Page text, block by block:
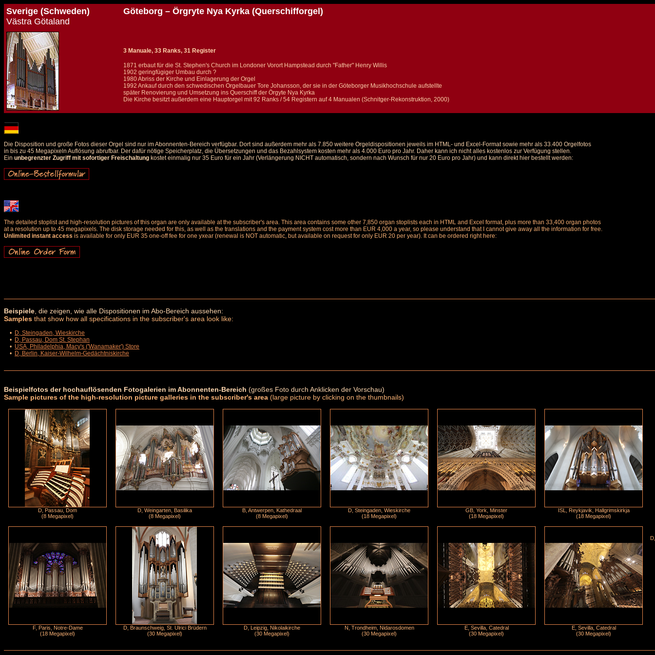
Sverige (Schweden)
Västra Götaland
Göteborg – Örgryte Nya Kyrka (Querschifforgel)
3 Manuale, 33 Ranks, 31 Register
1871 erbaut für die St. Stephen's Church im Londoner Vorort Hampstead durch "Father" Henry Willis
1902 geringfügiger Umbau durch ?
1980 Abriss der Kirche und Einlagerung der Orgel
1992 Ankauf durch den schwedischen Orgelbauer Tore Johansson, der sie in der Göteborger Musikhochschule aufstellte
später Renovierung und Umsetzung ins Querschiff der Örgyte Nya Kyrka
Die Kirche besitzt außerdem eine Hauptorgel mit 92 Ranks / 54 Registern auf 4 Manualen (Schnitger-Rekonstruktion, 2000)
Die Disposition und große Fotos dieser Orgel sind nur im Abonnenten-Bereich verfügbar. Dort sind außerdem mehr als 7.850 weitere Orgeldispositionen jeweils im HTML- und Excel-Format sowie mehr als 33.400 Orgelfotos
in bis zu 45 Megapixeln Auflösung abrufbar. Der dafür nötige Speicherplatz, die Übersetzungen und das Bezahlsystem kosten mehr als 4.000 Euro pro Jahr. Daher kann ich nicht alles kostenlos zur Verfügung stellen.
Ein unbegrenzter Zugriff mit sofortiger Freischaltung kostet einmalig nur 35 Euro für ein Jahr (Verlängerung NICHT automatisch, sondern nach Wunsch für nur 20 Euro pro Jahr) und kann direkt hier bestellt werden:
The detailed stoplist and high-resolution pictures of this organ are only available at the subscriber's area. This area contains some other 7,850 organ stoplists each in HTML and Excel format, plus more than 33,400 organ photos
at a resolution up to 45 megapixels. The disk storage needed for this, as well as the translations and the payment system cost more than EUR 4,000 a year, so please understand that I cannot give away all the information for free.
Unlimited instant access is available for only EUR 35 one-off fee for one yxear (renewal is NOT automatic, but available on request for only EUR 20 per year). It can be ordered right here:
Beispiele , die zeigen, wie alle Dispositionen im Abo-Bereich aussehen:
Samples that show how all specifications in the subscriber's area look like:
• D, Steingaden, Wieskirche
• D, Passau, Dom St. Stephan
• USA, Philadelphia, Macy's ('Wanamaker') Store
• D, Berlin, Kaiser-Wilhelm-Gedächtniskirche
Beispielfotos der hochauflösenden Fotogalerien im Abonnenten-Bereich (großes Foto durch Anklicken der Vorschau)
Sample pictures of the high-resolution picture galleries in the subscriber's area (large picture by clicking on the thumbnails)
D, Passau, Dom
(8 Megapixel)
D, Weingarten, Basilika
(8 Megapixel)
B, Antwerpen, Kathedraal
(8 Megapixel)
D, Steingaden, Wieskirche
(18 Megapixel)
GB, York, Minster
(18 Megapixel)
ISL, Reykjavik, Hallgrimskirkja
(18 Megapixel)
F, Paris, Notre-Dame
(18 Megapixel)
D, Braunschweig, St. Ulrici Brüdern
(30 Megapixel)
D, Leipzig, Nikolaikirche
(30 Megapixel)
N, Trondheim, Nidarosdomen
(30 Megapixel)
E, Sevilla, Catedral
(30 Megapixel)
E, Sevilla, Catedral
(30 Megapixel)